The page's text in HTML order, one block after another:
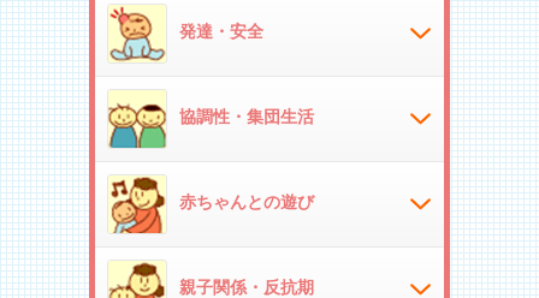
発達・安全
協調性・集団生活
赤ちゃんとの遊び
親子関係・反抗期